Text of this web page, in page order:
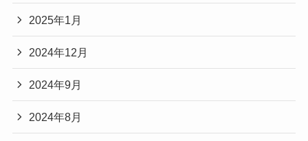
2025年1月
2024年12月
2024年9月
2024年8月